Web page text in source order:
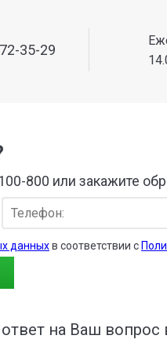
35-29
800 или закажите
данныхв соответствии с
на Ваш вопрос